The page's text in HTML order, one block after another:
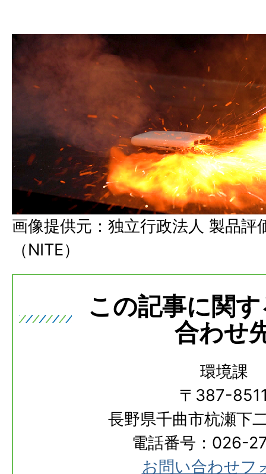
画像提供元：独立行政法人 製品評
（NITE）
この記事に関
合わせ
環境課
〒387-
長野県千曲市杭瀬下
電話番号：026-
お問い合わせフ